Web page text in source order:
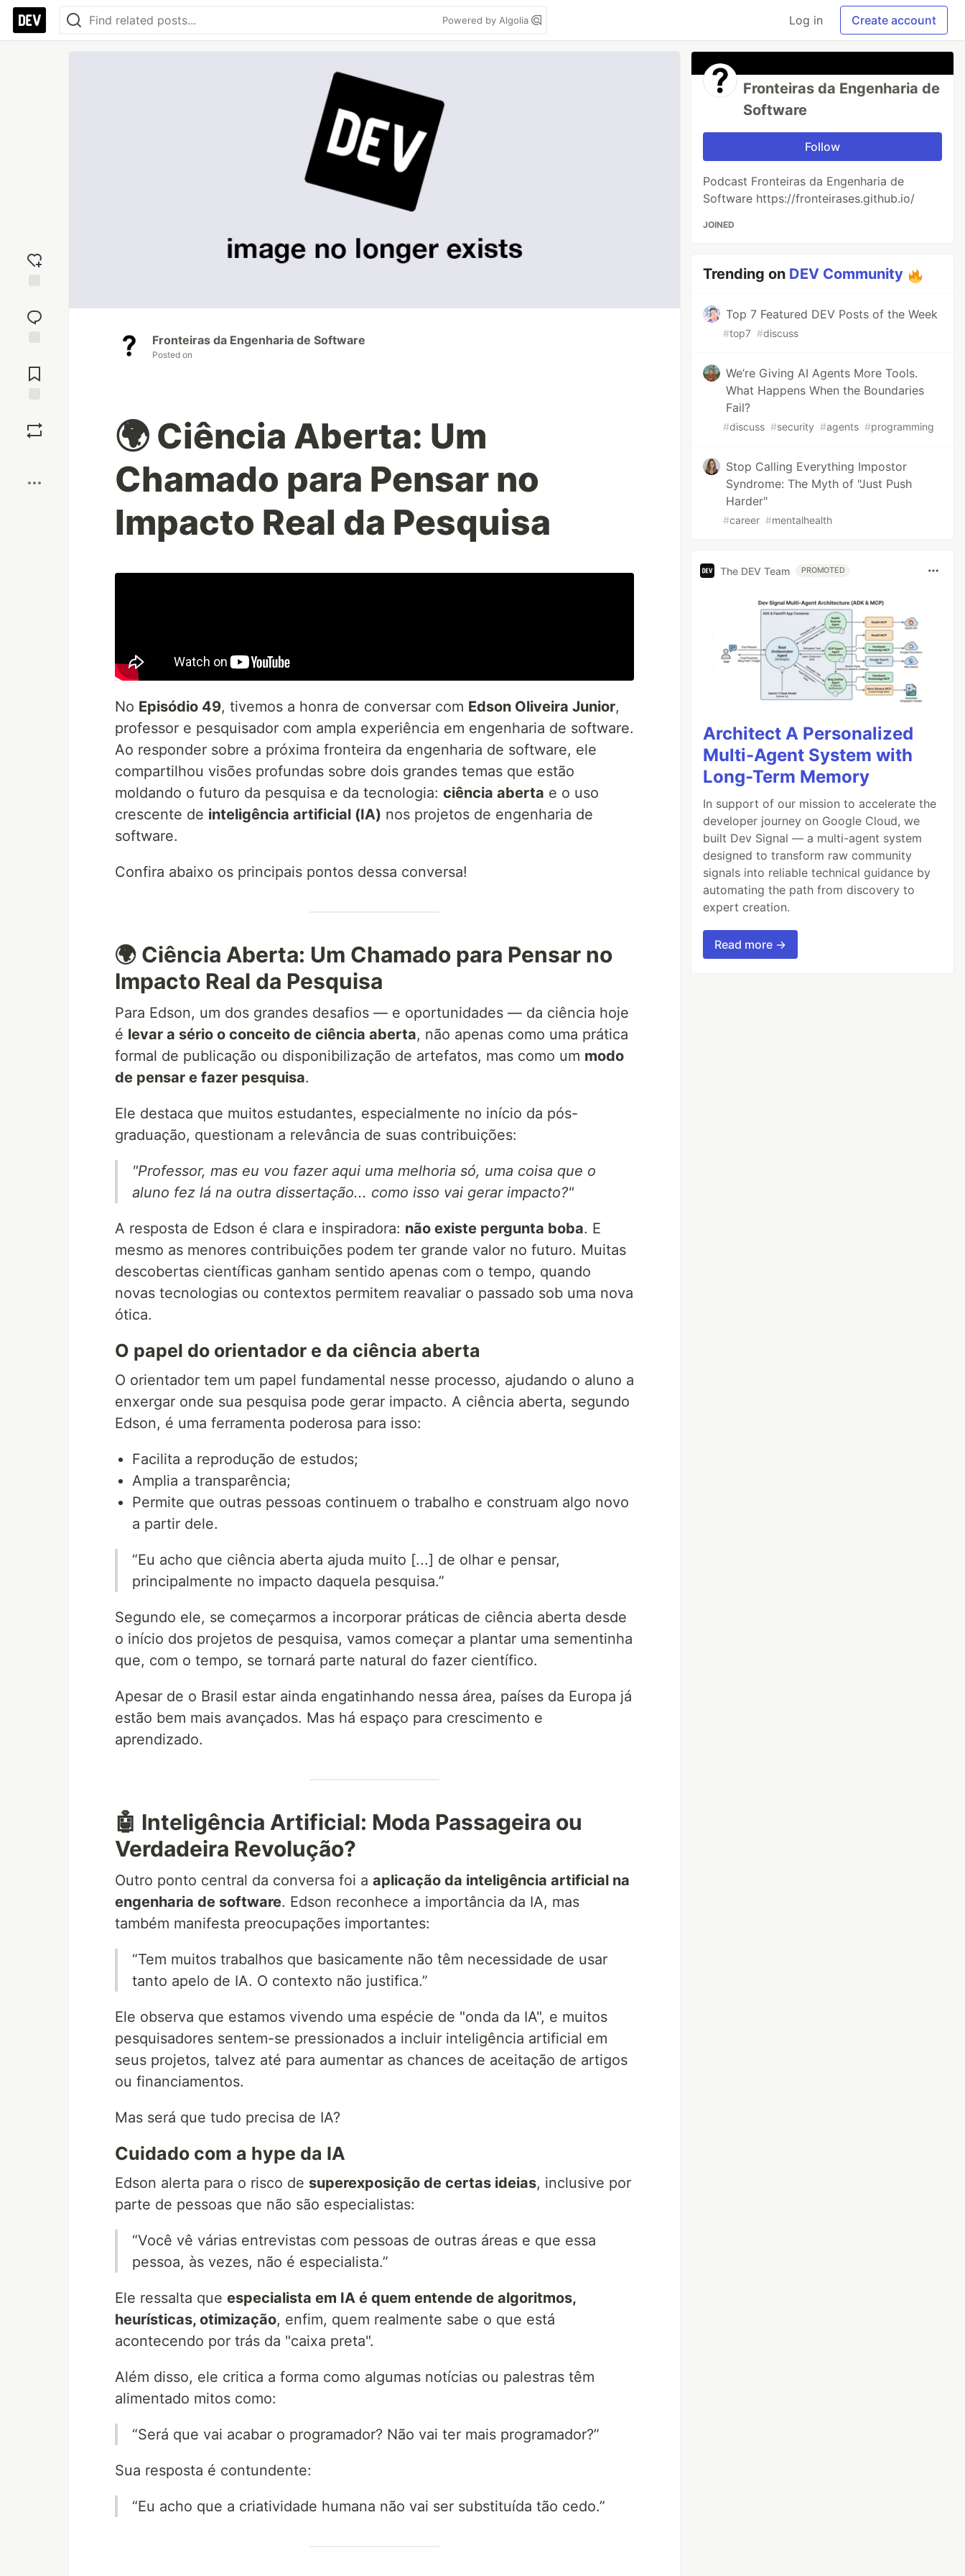
Powered by Algolia Log in Create account
reaction
Comments
Fronteiras da Engenharia de Software
Posted on
🌍 Ciência Aberta: Um
Chamado para Pensar no
Impacto Real da Pesquisa
No Episódio 49, tivemos a honra de conversar com Edson Oliveira Junior,
professor e pesquisador com ampla experiência em engenharia de software.
Ao responder sobre a próxima fronteira da engenharia de software, ele
compartilhou visões profundas sobre dois grandes temas que estão
moldando o futuro da pesquisa e da tecnologia: ciência aberta e o uso
crescente de inteligência artificial (IA) nos projetos de engenharia de
software.
Confira abaixo os principais pontos dessa conversa!
🌍 Ciência Aberta: Um Chamado para Pensar no
Impacto Real da Pesquisa
Para Edson, um dos grandes desafios — e oportunidades — da ciência hoje
é levar a sério o conceito de ciência aberta, não apenas como uma prática
formal de publicação ou disponibilização de artefatos, mas como um modo
de pensar e fazer pesquisa.
Ele destaca que muitos estudantes, especialmente no início da pós-
graduação, questionam a relevância de suas contribuições:
"Professor, mas eu vou fazer aqui uma melhoria só, uma coisa que o
aluno fez lá na outra dissertação... como isso vai gerar impacto?"
A resposta de Edson é clara e inspiradora: não existe pergunta boba. E
mesmo as menores contribuições podem ter grande valor no futuro. Muitas
descobertas científicas ganham sentido apenas com o tempo, quando
novas tecnologias ou contextos permitem reavaliar o passado sob uma nova
ótica.
O papel do orientador e da ciência aberta
O orientador tem um papel fundamental nesse processo, ajudando o aluno a
enxergar onde sua pesquisa pode gerar impacto. A ciência aberta, segundo
Edson, é uma ferramenta poderosa para isso:
Facilita a reprodução de estudos;
Amplia a transparência;
Permite que outras pessoas continuem o trabalho e construam algo novo
a partir dele.
“Eu acho que ciência aberta ajuda muito [...] de olhar e pensar,
principalmente no impacto daquela pesquisa.”
Segundo ele, se começarmos a incorporar práticas de ciência aberta desde
o início dos projetos de pesquisa, vamos começar a plantar uma sementinha
que, com o tempo, se tornará parte natural do fazer científico.
Apesar de o Brasil estar ainda engatinhando nessa área, países da Europa já
estão bem mais avançados. Mas há espaço para crescimento e
aprendizado.
🤖 Inteligência Artificial: Moda Passageira ou
Verdadeira Revolução?
Outro ponto central da conversa foi a aplicação da inteligência artificial na
engenharia de software. Edson reconhece a importância da IA, mas
também manifesta preocupações importantes:
“Tem muitos trabalhos que basicamente não têm necessidade de usar
tanto apelo de IA. O contexto não justifica.”
Ele observa que estamos vivendo uma espécie de "onda da IA", e muitos
pesquisadores sentem-se pressionados a incluir inteligência artificial em
seus projetos, talvez até para aumentar as chances de aceitação de artigos
ou financiamentos.
Mas será que tudo precisa de IA?
Cuidado com a hype da IA
Edson alerta para o risco de superexposição de certas ideias, inclusive por
parte de pessoas que não são especialistas:
“Você vê várias entrevistas com pessoas de outras áreas e que essa
pessoa, às vezes, não é especialista.”
Ele ressalta que especialista em IA é quem entende de algoritmos,
heurísticas, otimização, enfim, quem realmente sabe o que está
acontecendo por trás da "caixa preta".
Além disso, ele critica a forma como algumas notícias ou palestras têm
alimentado mitos como:
“Será que vai acabar o programador? Não vai ter mais programador?”
Sua resposta é contundente:
“Eu acho que a criatividade humana não vai ser substituída tão cedo.”
Fronteiras da Engenharia de
Software
Follow
Podcast Fronteiras da Engenharia de
Software https://fronteirases.github.io/
JOINED
Trending on DEV Community
Top 7 Featured DEV Posts of the Week
#top7 #discuss
We’re Giving AI Agents More Tools.
What Happens When the Boundaries
Fail?
#discuss #security #agents #programming
Stop Calling Everything Impostor
Syndrome: The Myth of "Just Push
Harder"
#career #mentalhealth
The DEV Team PROMOTED
Architect A Personalized
Multi-Agent System with
Long-Term Memory
In support of our mission to accelerate the
developer journey on Google Cloud, we
built Dev Signal — a multi-agent system
designed to transform raw community
signals into reliable technical guidance by
automating the path from discovery to
expert creation.
Read more →